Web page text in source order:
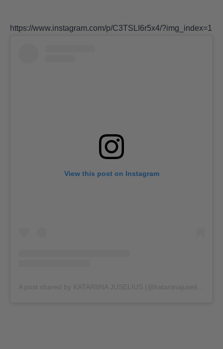
https://www.instagram.com/p/C3TSLI6r5x4/?img_index=1
View this post on Instagram